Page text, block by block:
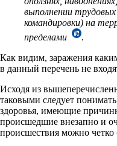
выполнении
командировки) на
пределами
.
Как видим, заражения
в данный перечень не
Исходя из
таковыми следует
здоровья, имеющие
происшедшие внезапно и
происшествия можно четко